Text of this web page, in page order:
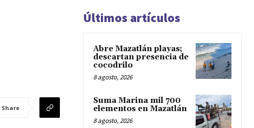
Share
Últimos artículos
Abre Mazatlán playas;
descartan presencia de
cocodrilo
8 agosto, 2026
Suma Marina mil 700
elementos en Mazatlán
8 agosto, 2026